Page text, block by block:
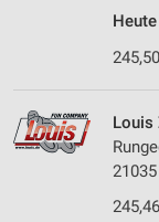
Louis